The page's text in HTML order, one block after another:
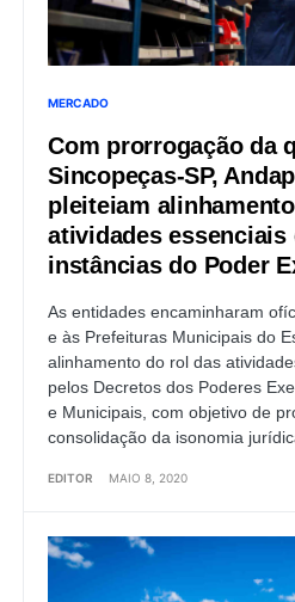
MERCADO
Com prorrogação da
Sincopeças-SP,
pleiteiam
atividades essenciais
instâncias do Poder
As entidades encaminharam
e às Prefeituras Municipais do
alinhamento do rol das
pelos Decretos dos Poderes
e Municipais, com objetivo de
consolidação da isonomia
EDITOR MAIO 8, 2020